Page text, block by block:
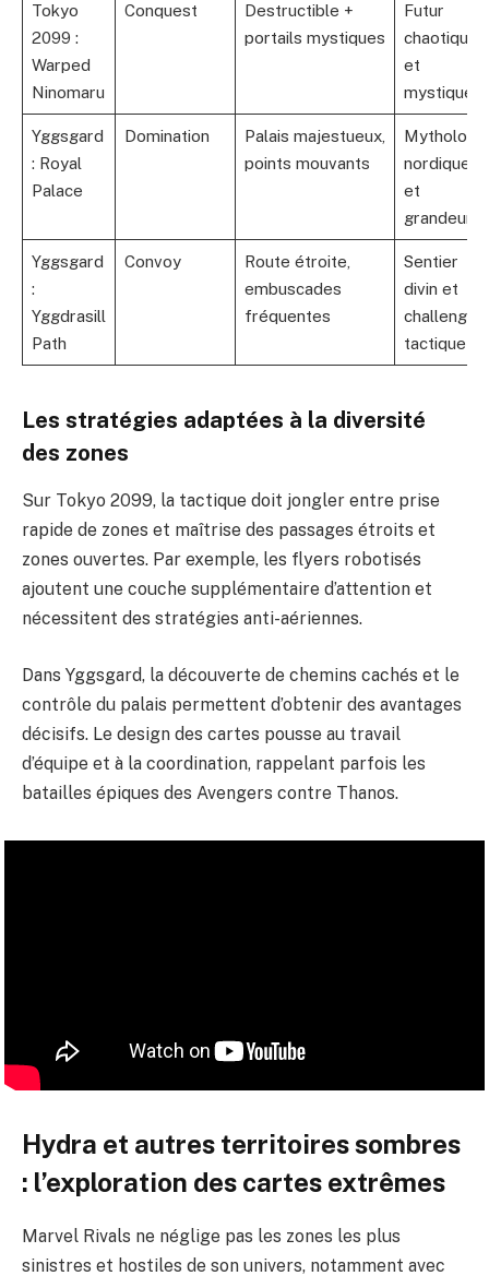
Tokyo
2099 :
Warped
Ninomaru
Conquest
Destructible +
portails mystiques
Futur
chaotique
et
mystique
Yggsgard
: Royal
Palace
Domination
Palais majestueux,
points mouvants
Mythologie
nordique
et
grandeur
Yggsgard
:
Yggdrasill
Path
Convoy
Route étroite,
embuscades
fréquentes
Sentier
divin et
challenge
tactique
Les stratégies adaptées à la diversité
des zones
Sur Tokyo 2099, la tactique doit jongler entre prise
rapide de zones et maîtrise des passages étroits et
zones ouvertes. Par exemple, les flyers robotisés
ajoutent une couche supplémentaire d’attention et
nécessitent des stratégies anti-aériennes.
Dans Yggsgard, la découverte de chemins cachés et le
contrôle du palais permettent d’obtenir des avantages
décisifs. Le design des cartes pousse au travail
d’équipe et à la coordination, rappelant parfois les
batailles épiques des Avengers contre Thanos.
Hydra et autres territoires sombres
: l’exploration des cartes extrêmes
Marvel Rivals ne néglige pas les zones les plus
sinistres et hostiles de son univers, notamment avec